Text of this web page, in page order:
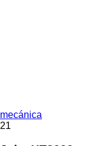
mecánica
21